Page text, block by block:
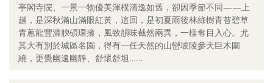
影音區
創意出版服務
亭閣寺院、一景一物優美渾樸清逸如舊，卻因季節不同——上
趟，是深秋滿山滿眼紅黃，這回，是初夏雨後林綠樹青苔碧草
青蔥龍豐濃腴碩環擁，風致韻味截然兩異，一樣奪目入心。尤
其大有別於城區名園，得有一任天然的山巒坡陵參天巨木圍
繞，更覺幽遠幽靜、舒懷舒坦……